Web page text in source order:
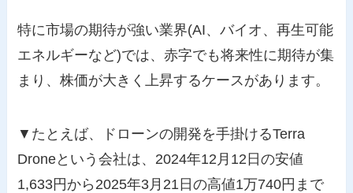
特に市場の期待が強い業界(AI、バイオ、再生可能
エネルギーなど)では、赤字でも将来性に期待が集
まり、株価が大きく上昇するケースがあります。
▼たとえば、ドローンの開発を手掛けるTerra
Droneという会社は、2024年12月12日の安値
1,633円から2025年3月21日の高値1万740円まで